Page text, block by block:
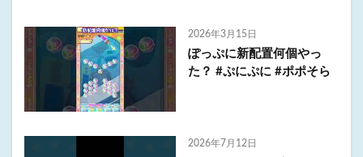
2026年3月15日
ぽっぷに新配置何個やっ
た？ #ぷにぷに #ポポそら
2026年7月12日